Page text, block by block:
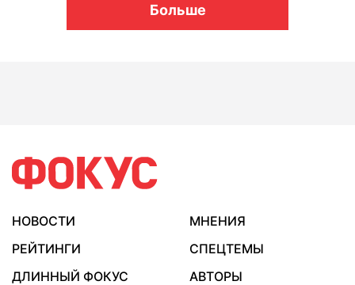
Больше
НОВОСТИ
МНЕНИЯ
РЕЙТИНГИ
СПЕЦТЕМЫ
ДЛИННЫЙ ФОКУС
АВТОРЫ